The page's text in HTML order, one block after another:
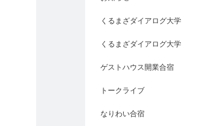
くるまざダイアログ大学
くるまざダイアログ大学
ゲストハウス開業合宿
トークライブ
なりわい合宿